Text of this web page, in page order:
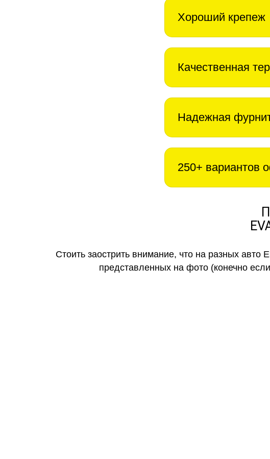
Хороший крепеж
Качественная
Надежная
250+ вариантов
Стоить заострить внимание, что на разных
представленных на фото (конечно